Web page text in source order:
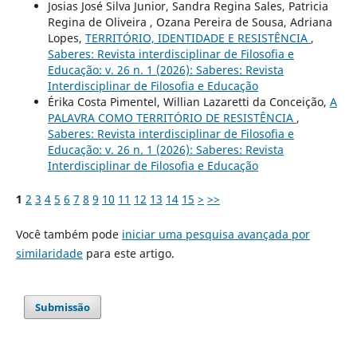
Josias José Silva Junior, Sandra Regina Sales, Patricia
Regina de Oliveira , Ozana Pereira de Sousa, Adriana
Lopes, TERRITÓRIO, IDENTIDADE E RESISTÊNCIA ,
Saberes: Revista interdisciplinar de Filosofia e
Educação: v. 26 n. 1 (2026): Saberes: Revista
Interdisciplinar de Filosofia e Educação
Érika Costa Pimentel, Willian Lazaretti da Conceição, A
PALAVRA COMO TERRITÓRIO DE RESISTÊNCIA ,
Saberes: Revista interdisciplinar de Filosofia e
Educação: v. 26 n. 1 (2026): Saberes: Revista
Interdisciplinar de Filosofia e Educação
1 2 3 4 5 6 7 8 9 10 11 12 13 14 15 > >>
Você também pode iniciar uma pesquisa avançada por
similaridadepara este artigo.
Submissão